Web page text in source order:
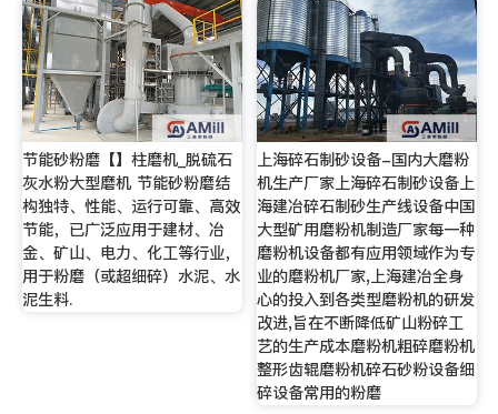
节能砂粉磨【】柱磨机_脱硫石
灰水粉大型磨机 节能砂粉磨结
构独特、性能、运行可靠、高效
节能，已广泛应用于建材、冶
金、矿山、电力、化工等行业，
用于粉磨（或超细碎）水泥、水
泥生料.
上海碎石制砂设备-国内大磨粉
机生产厂家上海碎石制砂设备上
海建冶碎石制砂生产线设备中国
大型矿用磨粉机制造厂家每一种
磨粉机设备都有应用领域作为专
业的磨粉机厂家,上海建冶全身
心的投入到各类型磨粉机的研发
改进,旨在不断降低矿山粉碎工
艺的生产成本磨粉机粗碎磨粉机
整形齿辊磨粉机碎石砂粉设备细
碎设备常用的粉磨